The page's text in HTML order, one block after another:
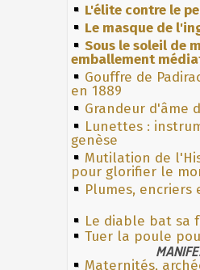
L'élite contre le
Le masque de
Sous le soleil de
emballement
Gouffre de
en 1889
Grandeur d'âme
Lunettes :
genèse
Mutilation de
pour glorifier le
Plumes, encriers
Le diable bat sa
Tuer la poule
Maternités,